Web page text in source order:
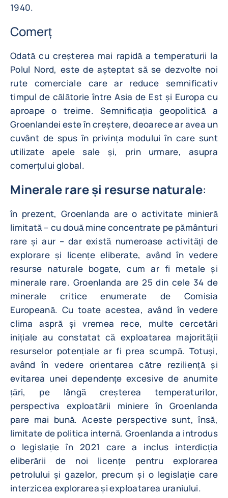
1940.
Comerț
Odată cu creșterea mai rapidă a temperaturii la
Polul Nord, este de așteptat să se dezvolte noi
rute comerciale care ar reduce semnificativ
timpul de călătorie între Asia de Est și Europa cu
aproape o treime. Semnificația geopolitică a
Groenlandei este în creștere, deoarece ar avea un
cuvânt de spus în privința modului în care sunt
utilizate apele sale și, prin urmare, asupra
comerțului global.
Minerale rare și resurse naturale:
în prezent, Groenlanda are o activitate minieră
limitată – cu două mine concentrate pe pământuri
rare și aur – dar există numeroase activități de
explorare și licențe eliberate, având în vedere
resurse naturale bogate, cum ar fi metale și
minerale rare. Groenlanda are 25 din cele 34 de
minerale critice enumerate de Comisia
Europeană. Cu toate acestea, având în vedere
clima aspră și vremea rece, multe cercetări
inițiale au constatat că exploatarea majorității
resurselor potențiale ar fi prea scumpă. Totuși,
având în vedere orientarea către reziliență și
evitarea unei dependențe excesive de anumite
țări, pe lângă creșterea temperaturilor,
perspectiva exploatării miniere în Groenlanda
pare mai bună. Aceste perspective sunt, însă,
limitate de politica internă. Groenlanda a introdus
o legislație în 2021 care a inclus interdicția
eliberării de noi licențe pentru explorarea
petrolului și gazelor, precum și o legislație care
interzicea explorarea și exploatarea uraniului.